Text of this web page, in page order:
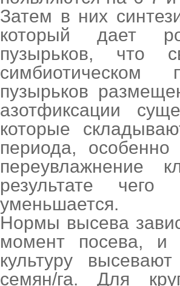
Затем в них
который дает
пузырьков, что
пузырьков
азотфиксации
которые
периода,
переувлажнение
результате чего
уменьшается.
Нормы высева
момент посева, и
культуру
семян/га. Для